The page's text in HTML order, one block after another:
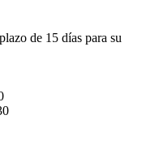
de 15 días para su